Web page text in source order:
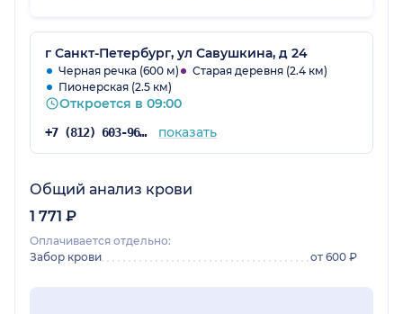
возможно, сейчас врач уже не работает в
этой клинике.
г Санкт-Петербург, ул Савушкина, д 24
Черная речка (600 м)
Старая деревня (2.4 км)
Пионерская (2.5 км)
Откроется в 09:00
+7 (812) 603-96-35 показать
Общий анализ крови
1 771 ₽
Оплачивается отдельно:
Забор крови
от 600 ₽